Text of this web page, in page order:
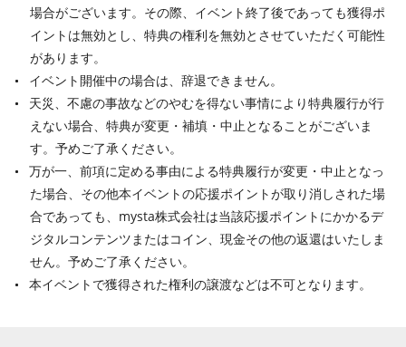
場合がございます。その際、イベント終了後であっても獲得ポ
イントは無効とし、特典の権利を無効とさせていただく可能性
があります。
イベント開催中の場合は、辞退できません。
天災、不慮の事故などのやむを得ない事情により特典履行が行
えない場合、特典が変更・補填・中止となることがございま
す。予めご了承ください。
万が一、前項に定める事由による特典履行が変更・中止となっ
た場合、その他本イベントの応援ポイントが取り消しされた場
合であっても、mysta株式会社は当該応援ポイントにかかるデ
ジタルコンテンツまたはコイン、現金その他の返還はいたしま
せん。予めご了承ください。
本イベントで獲得された権利の譲渡などは不可となります。